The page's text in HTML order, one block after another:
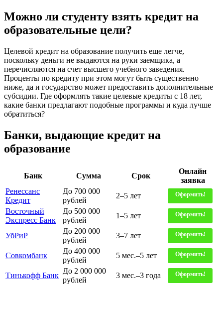
Можно ли студенту взять кредит на
образовательные цели?
Целевой кредит на образование получить еще легче,
поскольку деньги не выдаются на руки заемщика, а
перечисляются на счет высшего учебного заведения.
Проценты по кредиту при этом могут быть существенно
ниже, да и государство может предоставить дополнительные
субсидии. Где оформлять такие целевые кредиты с 18 лет,
какие банки предлагают подобные программы и куда лучше
обратиться?
Банки, выдающие кредит на
образование
Банк Сумма Срок
Онлайн
заявка
Ренессанс
Кредит
До 700 000
рублей
2–5 лет Оформить!
Восточный
Экспресс Банк
До 500 000
рублей
1–5 лет Оформить!
УбРиР
До 200 000
рублей
3–7 лет Оформить!
Совкомбанк
До 400 000
рублей
5 мес.–5 лет Оформить!
Тинькофф Банк
До 2 000 000
рублей
3 мес.–3 года Оформить!